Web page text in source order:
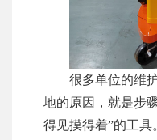
很多单位的维
地的原因，就是步
得见摸得着”的工